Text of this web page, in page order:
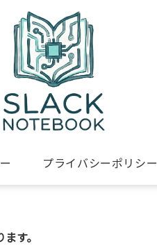
プライバシーポリシー
す。